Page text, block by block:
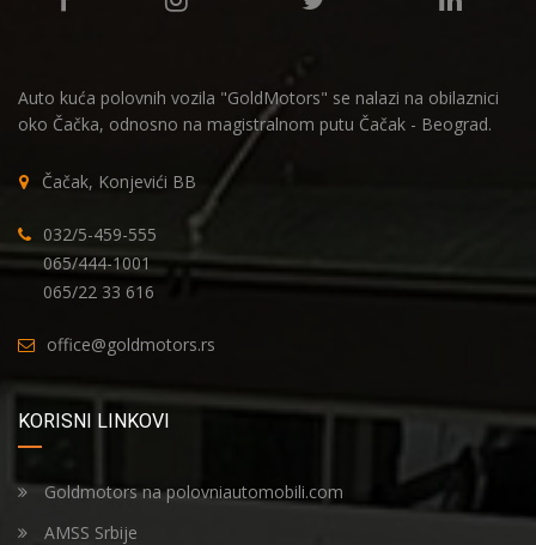
Auto kuća polovnih vozila "GoldMotors" se nalazi na obilaznici
oko Čačka, odnosno na magistralnom putu Čačak - Beograd.
Čačak, Konjevići BB
032/5-459-555
065/444-1001
065/22 33 616
office@goldmotors.rs
KORISNI LINKOVI
Goldmotors na polovniautomobili.com
AMSS Srbije